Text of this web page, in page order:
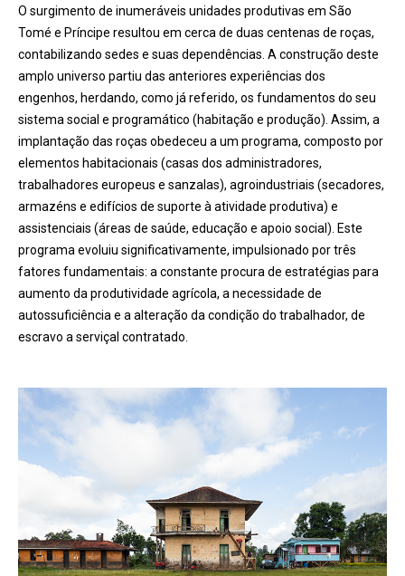
O surgimento de inumeráveis unidades produtivas em São
Tomé e Príncipe resultou em cerca de duas centenas de roças,
contabilizando sedes e suas dependências. A construção deste
amplo universo partiu das anteriores experiências dos
engenhos, herdando, como já referido, os fundamentos do seu
sistema social e programático (habitação e produção). Assim, a
implantação das roças obedeceu a um programa, composto por
elementos habitacionais (casas dos administradores,
trabalhadores europeus e sanzalas), agroindustriais (secadores,
armazéns e edifícios de suporte à atividade produtiva) e
assistenciais (áreas de saúde, educação e apoio social). Este
programa evoluiu significativamente, impulsionado por três
fatores fundamentais: a constante procura de estratégias para
aumento da produtividade agrícola, a necessidade de
autossuficiência e a alteração da condição do trabalhador, de
escravo a serviçal contratado.